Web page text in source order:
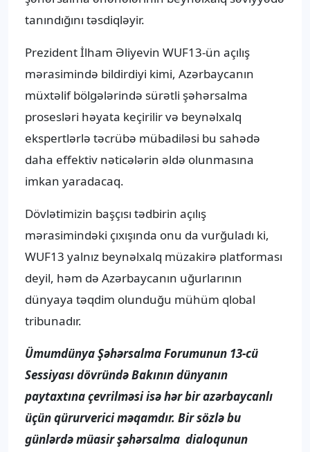
tanındığını təsdiqləyir.
Prezident İlham Əliyevin WUF13-ün açılış
mərasimində bildirdiyi kimi, Azərbaycanın
müxtəlif bölgələrində sürətli şəhərsalma
prosesləri həyata keçirilir və beynəlxalq
ekspertlərlə təcrübə mübadiləsi bu sahədə
daha effektiv nəticələrin əldə olunmasına
imkan yaradacaq.
Dövlətimizin başçısı tədbirin açılış
mərasimindəki çıxışında onu da vurğuladı ki,
WUF13 yalnız beynəlxalq müzakirə platforması
deyil, həm də Azərbaycanın uğurlarının
dünyaya təqdim olunduğu mühüm qlobal
tribunadır.
Ümumdünya Şəhərsalma Forumunun 13-cü
Sessiyası dövründə Bakının dünyanın
paytaxtına çevrilməsi isə hər bir azərbaycanlı
üçün qürurverici məqamdır. Bir sözlə bu
günlərdə müasir şəhərsalma dialoqunun